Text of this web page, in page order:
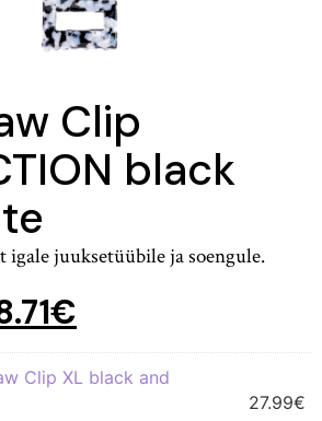
Clip
black
juuksetüübile ja soengule.
€
Clip XL black and
27.99€